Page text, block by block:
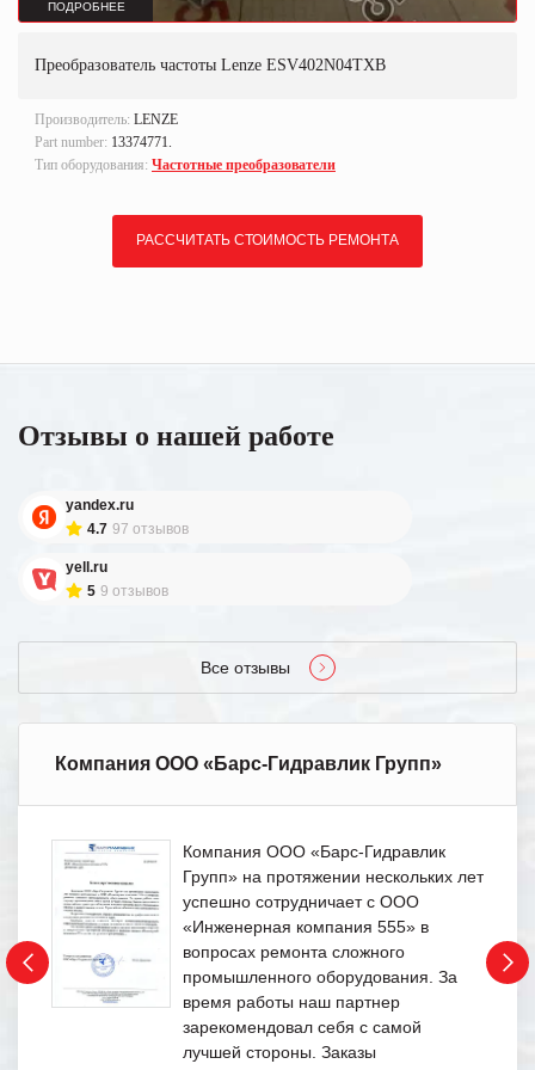
ПОДРОБНЕЕ
Преобразователь частоты Lenze ESV402N04TXB
Производитель: LENZE
Part number: 13374771.
Тип оборудования: Частотные преобразователи
РАССЧИТАТЬ СТОИМОСТЬ РЕМОНТА
Отзывы о нашей работе
yandex.ru
4.7 97 отзывов
yell.ru
5 9 отзывов
Все отзывы
Компания ООО «Барс-Гидравлик Групп»
Компания ООО «Барс-Гидравлик
Групп» на протяжении нескольких лет
успешно сотрудничает с ООО
«Инженерная компания 555» в
вопросах ремонта сложного
промышленного оборудования. За
время работы наш партнер
зарекомендовал себя с самой
лучшей стороны. Заказы